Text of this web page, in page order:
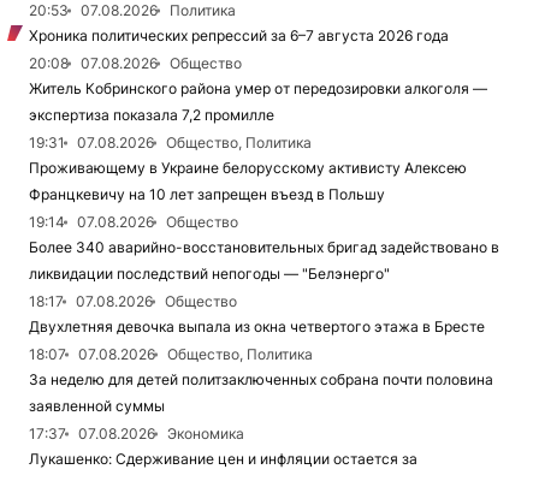
20:53
07.08.2026
Политика
Хроника политических репрессий за 6–7 августа 2026 года
20:08
07.08.2026
Общество
Житель Кобринского района умер от передозировки алкоголя —
экспертиза показала 7,2 промилле
19:31
07.08.2026
Общество, Политика
Проживающему в Украине белорусскому активисту Алексею
Францкевичу на 10 лет запрещен въезд в Польшу
19:14
07.08.2026
Общество
Более 340 аварийно-восстановительных бригад задействовано в
ликвидации последствий непогоды — "Белэнерго"
18:17
07.08.2026
Общество
Двухлетняя девочка выпала из окна четвертого этажа в Бресте
18:07
07.08.2026
Общество, Политика
За неделю для детей политзаключенных собрана почти половина
заявленной суммы
17:37
07.08.2026
Экономика
Лукашенко: Сдерживание цен и инфляции остается за